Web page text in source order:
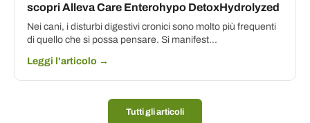
scopri Alleva Care Enterohypo DetoxHydrolyzed
Nei cani, i disturbi digestivi cronici sono molto più frequenti
di quello che si possa pensare. Si manifest...
Leggi l'articolo →
Tutti gli articoli